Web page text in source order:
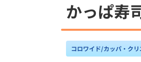
かっぱ寿
コロワイド/カッパ・ク